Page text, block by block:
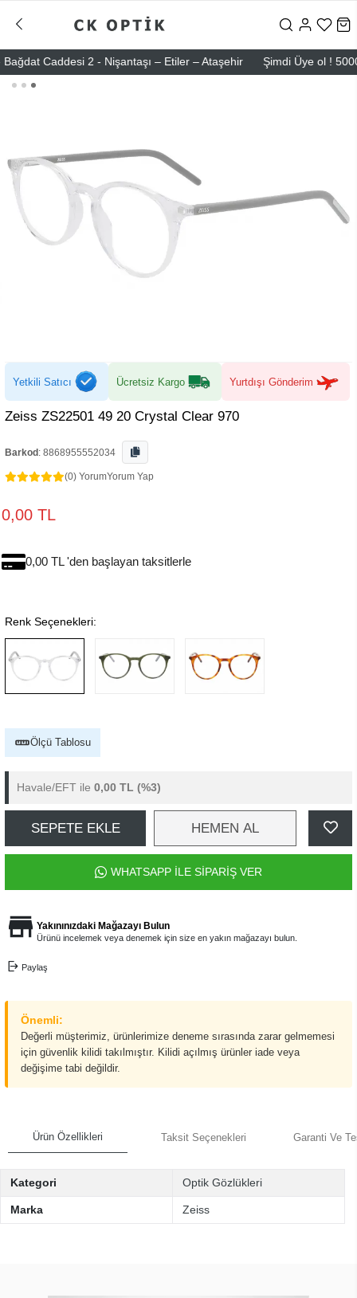
Caddesi 2 - Nişantaşı – Etiler – Ataşehir Şimdi Üye ol ! 5000
Yetkili Satıcı Ücretsiz Kargo Yurtdışı Gönderim
Zeiss ZS22501 49 20 Crystal Clear 970
Barkod : 8868955552034
(0) YorumYorum Yap
0,00 TL
0,00 TL 'den başlayan taksitlerle
Renk Seçenekleri:
Ölçü Tablosu
Havale/EFT ile 0,00 TL (%3)
SEPETE EKLE HEMEN AL
WHATSAPP İLE SİPARİŞ VER
Yakınınızdaki Mağazayı Bulun
Ürünü incelemek veya denemek için size en yakın mağazayı bulun.
Paylaş
Önemli:
Değerli müşterimiz, ürünlerimize deneme sırasında zarar gelmemesi
için güvenlik kilidi takılmıştır. Kilidi açılmış ürünler iade veya
değişime tabi değildir.
Ürün Özellikleri Taksit Seçenekleri Garanti Ve
Kategori Optik Gözlükleri
Marka Zeiss